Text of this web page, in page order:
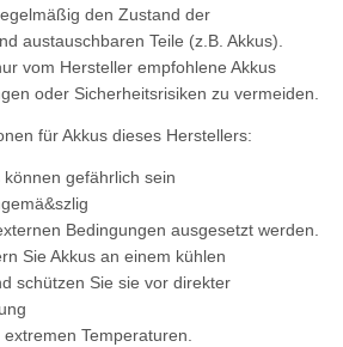
den Zustand der
austauschbaren Teile (z.B. Akkus).
vom Hersteller empfohlene Akkus
oder Sicherheitsrisiken zu vermeiden.
für Akkus dieses Herstellers:
können gefährlich sein
Bedingungen ausgesetzt werden.
Sie Akkus an einem kühlen
schützen Sie sie vor direkter
Temperaturen.